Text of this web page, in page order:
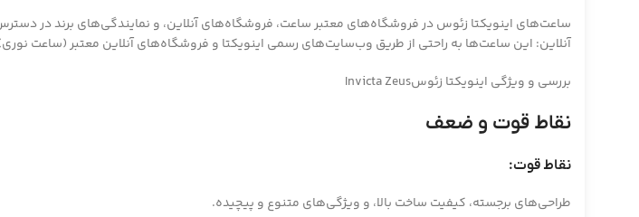
ساعت‌های اینویکتا زئوس در فروشگاه‌های معتبر ساعت، فروشگاه‌های آنلاین، و نمایندگی‌های برند در
آنلاین: این ساعت‌ها به راحتی از طریق وب‌سایت‌های رسمی اینویکتا و فروشگاه‌های آنلاین معتبر (ساعت
بررسی و ویژگی اینویکتا زئوسInvicta Zeus
نقاط قوت و ضعف
نقاط قوت:
طراحی‌های برجسته، کیفیت ساخت بالا، و ویژگی‌های متنوع و پیچیده.